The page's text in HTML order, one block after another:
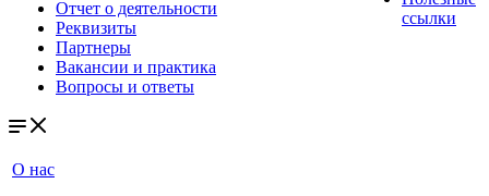
Отчет о деятельности
Реквизиты
Партнеры
Вакансии и практика
Вопросы и ответы
ссылки
О нас